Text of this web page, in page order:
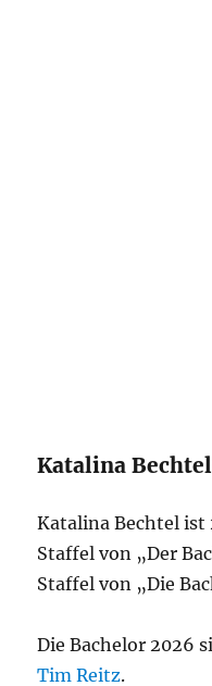
Katalina
Katalina Bechtel ist
Staffel von „Der
Staffel von „Die
Die Bachelor 2026
Tim Reitz.